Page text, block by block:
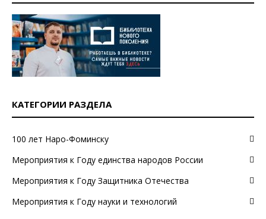
КАТЕГОРИИ РАЗДЕЛА
100 лет Наро-Фоминску
Мероприятия к Году единства народов России
Мероприятия к Году Защитника Отечества
Мероприятия к Году науки и технологий